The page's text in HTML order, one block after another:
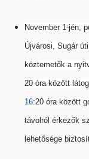
November 1-jén,
Újvárosi, Sugár
köztemetők a
20 óra között
16:20 óra között
távolról érkezők
lehetősége